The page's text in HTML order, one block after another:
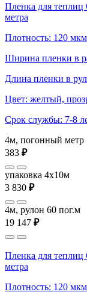
Пленка для
метра
Плотность: 120 мкм
Ширина пленки в
Длина пленки в
Цвет: желтый,
Срок службы: 7-8
4м, погонный метр
383 ₽
упаковка 4x10м
3 830 ₽
4м, рулон 60 пог.м
19 147 ₽
Пленка для
метра
Плотность: 120 мкм